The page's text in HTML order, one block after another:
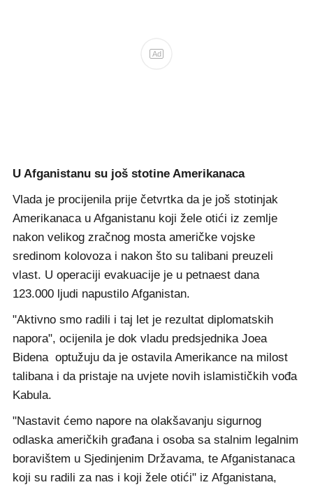
Ad
U Afganistanu su još stotine Amerikanaca
Vlada je procijenila prije četvrtka da je još stotinjak
Amerikanaca u Afganistanu koji žele otići iz zemlje
nakon velikog zračnog mosta američke vojske
sredinom kolovoza i nakon što su talibani preuzeli
vlast. U operaciji evakuacije je u petnaest dana
123.000 ljudi napustilo Afganistan.
"Aktivno smo radili i taj let je rezultat diplomatskih
napora", ocijenila je dok vladu predsjednika Joea
Bidena optužuju da je ostavila Amerikance na milost
talibana i da pristaje na uvjete novih islamističkih vođa
Kabula.
"Nastavit ćemo napore na olakšavanju sigurnog
odlaska američkih građana i osoba sa stalnim legalnim
boravištem u Sjedinjenim Državama, te Afganistanaca
koji su radili za nas i koji žele otići" iz Afganistana,